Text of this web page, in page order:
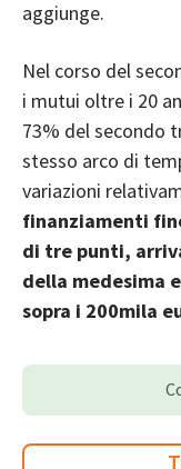
aggiunge.
Nel corso del
i mutui oltre i 20
73% del secondo
stesso arco di
variazioni
finanziamenti
di tre punti,
della medesima
sopra i 200mila